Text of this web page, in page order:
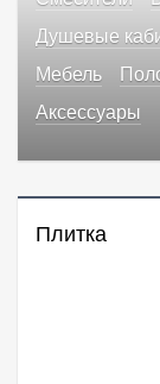
Душевые
Мебель
Аксессуары
Плитка